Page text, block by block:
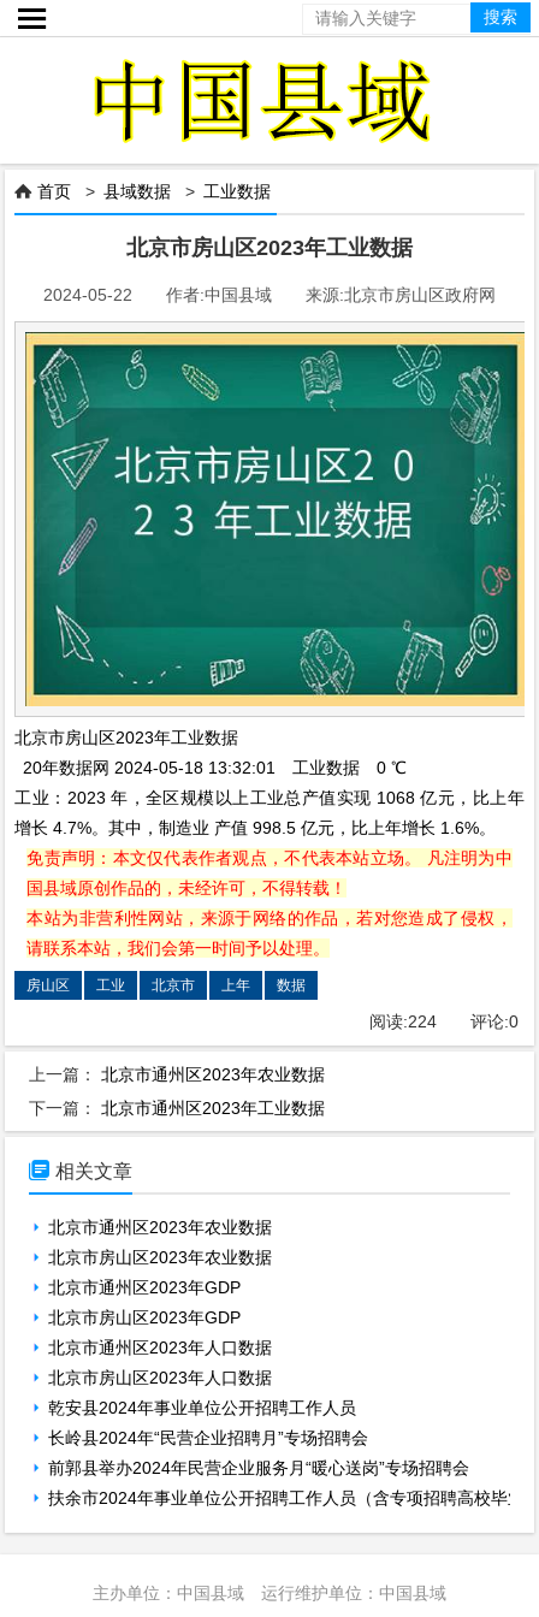

 首页 >县域数据 > 工业数据
北京市房山区2023年工业数据
2024-05-22 作者:中国县域 来源:北京市房山区政府网
北京市房山区2023年工业数据
20年数据网 2024-05-18 13:32:01 工业数据 0 ℃
工业：2023 年，全区规模以上工业总产值实现 1068 亿元，比上年
增长 4.7%。其中，制造业 产值 998.5 亿元，比上年增长 1.6%。
免责声明：本文仅代表作者观点，不代表本站立场。 凡注明为中
国县域原创作品的，未经许可，不得转载！
本站为非营利性网站，来源于网络的作品，若对您造成了侵权，
请联系本站，我们会第一时间予以处理。
房山区 工业 北京市 上年 数据
阅读:224评论:0
上一篇：北京市通州区2023年农业数据
下一篇：北京市通州区2023年工业数据
 相关文章
北京市通州区2023年农业数据
北京市房山区2023年农业数据
北京市通州区2023年GDP
北京市房山区2023年GDP
北京市通州区2023年人口数据
北京市房山区2023年人口数据
乾安县2024年事业单位公开招聘工作人员
长岭县2024年“民营企业招聘月”专场招聘会
前郭县举办2024年民营企业服务月“暖心送岗”专场招聘会
扶余市2024年事业单位公开招聘工作人员（含专项招聘高校毕业
主办单位：中国县域 运行维护单位：中国县域